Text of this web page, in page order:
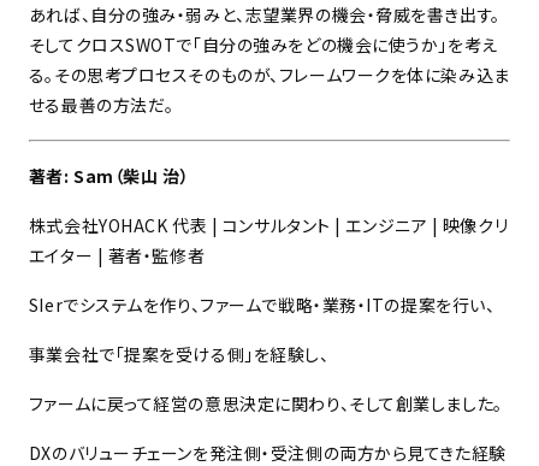
あれば、自分の強み・弱みと、志望業界の機会・脅威を書き出す。
そしてクロスSWOTで「自分の強みをどの機会に使うか」を考え
る。その思考プロセスそのものが、フレームワークを体に染み込ま
せる最善の方法だ。
著者: Sam（柴山 治）
株式会社YOHACK 代表 | コンサルタント | エンジニア | 映像クリ
エイター | 著者・監修者
SIerでシステムを作り、ファームで戦略・業務・ITの提案を行い、
事業会社で「提案を受ける側」を経験し、
ファームに戻って経営の意思決定に関わり、そして創業しました。
DXのバリューチェーンを発注側・受注側の両方から見てきた経験